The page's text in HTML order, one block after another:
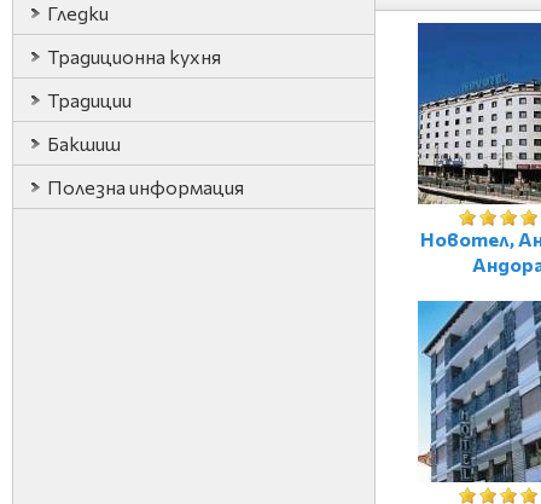
Гледки
Традиционна кухня
Традиции
Бакшиш
Полезна информация
Новотел,